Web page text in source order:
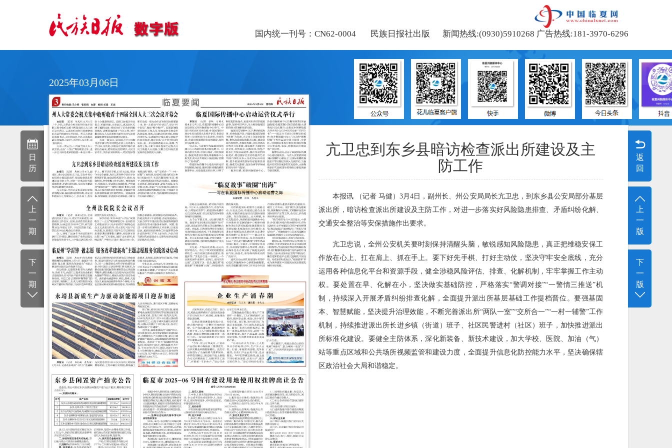
国内统一刊号：CN62-0004 民族日报社出版 新闻热线:(0930)5910268 广告热线:181-3970-6296
日
历
上
一
期
下
一
期
返
回
上
一
版
下
一
版
2025年03月06日
亢卫忠到东乡县暗访检查派出所建设及主
防工作
本报讯 （记者 马健）3月4日，副州长、州公安局局长亢卫忠，到东乡县公安局部分基层
派出所，暗访检查派出所建设及主防工作，对进一步落实好风险隐患排查、矛盾纠纷化解、
交通安全整治等安保措施作出要求。
亢卫忠说，全州公安机关要时刻保持清醒头脑，敏锐感知风险隐患，真正把维稳安保工
作放在心上、扛在肩上、抓在手上。要下好先手棋、打好主动仗，坚决守牢安全底线，充分
运用各种信息化平台和资源手段，健全涉稳风险评估、排查、化解机制，牢牢掌握工作主动
权。要处置在早、化解在小，坚决做实基础防控，严格落实“警调对接”“一警情三推送”机
制，持续深入开展矛盾纠纷排查化解，全面提升派出所基层基础工作提档晋位。要强基固
本、智慧赋能，坚决提升治理效能，不断完善派出所“两队一室”“交所合一”“一村一辅警”工作
机制，持续推进派出所长进乡镇（街道）班子、社区民警进村（社区）班子，加快推进派出
所标准化建设。要健全主防体系，深化新装备、新技术建设，加大学校、医院、加油（气）
站等重点区域和公共场所视频监管和建设力度，全面提升信息化防控能力水平，坚决确保辖
区政治社会大局和谐稳定。